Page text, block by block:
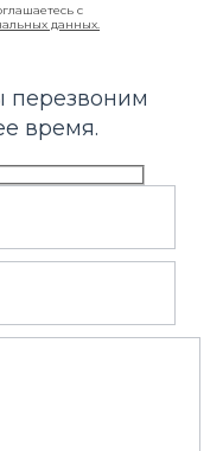
с
данных.
перезвоним
время.